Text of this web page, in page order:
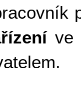
ve